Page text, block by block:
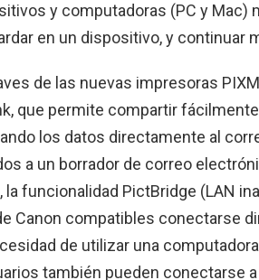
y computadoras (PC y Mac)
en un dispositivo, y continuar
de las nuevas impresoras
que permite compartir
los datos directamente al
a un borrador de correo
la funcionalidad PictBridge (LAN
Canon compatibles conectarse
de utilizar una
también pueden conectarse